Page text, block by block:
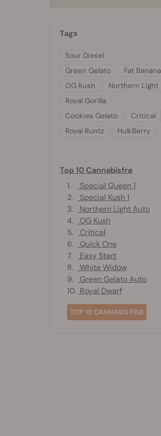
Tags
Sour Diesel
Green Gelato
Fat Banana
OG Kush
Northern Light
Royal Gorilla
Cookies Gelato
Critical
Royal Runtz
HulkBerry
Top 10 Cannabisfrø
1.
Special Queen 1
2.
Special Kush 1
3.
Northern Light Auto
4.
OG Kush
5.
Critical
6.
Quick One
7.
Easy Start
8.
White Widow
9.
Green Gelato Auto
10. Royal Dwarf
TOP 10 CANNABIS FRØ